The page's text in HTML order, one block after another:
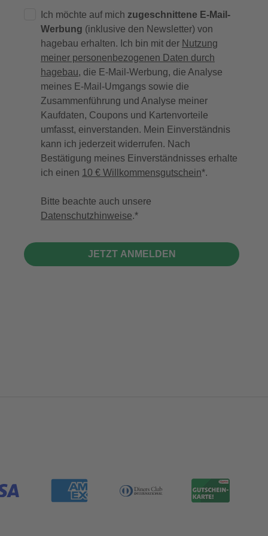
Ich möchte auf mich zugeschnittene E-Mail-
Werbung (inklusive den Newsletter) von
hagebau erhalten. Ich bin mit der Nutzung
meiner personenbezogenen Daten durch
hagebau, die E-Mail-Werbung, die Analyse
meines E-Mail-Umgangs sowie die
Zusammenführung und Analyse meiner
Kaufdaten, Coupons und Kartenvorteile
umfasst, einverstanden. Mein Einverständnis
kann ich jederzeit widerrufen. Nach
Bestätigung meines Einverständnisses erhalte
ich einen 10 € Willkommensgutschein*.
Bitte beachte auch unsere
Datenschutzhinweise.
JETZT ANMELDEN